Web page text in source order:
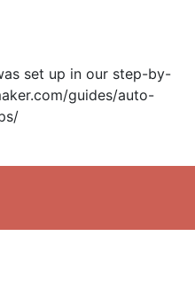
set up in our step-by-
guides/auto-